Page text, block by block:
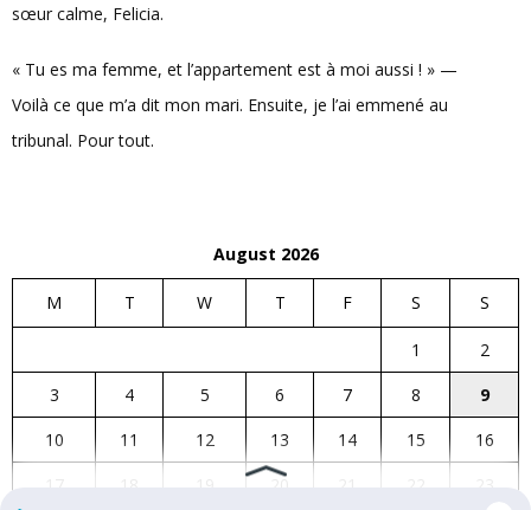
sœur calme, Felicia.
« Tu es ma femme, et l’appartement est à moi aussi ! » —
Voilà ce que m’a dit mon mari. Ensuite, je l’ai emmené au
tribunal. Pour tout.
August 2026
M T W T F S S
1
2
3
4 5 6 7 8
9
10
11 12 13 14 15
16
20